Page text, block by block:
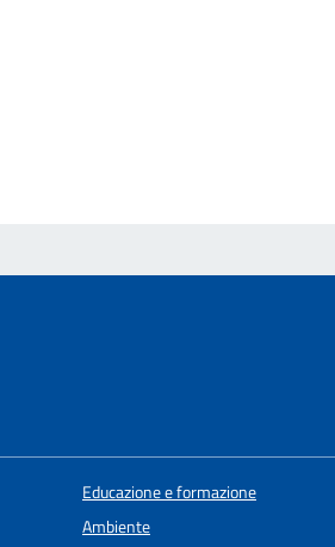
Educazione e formazione
Ambiente